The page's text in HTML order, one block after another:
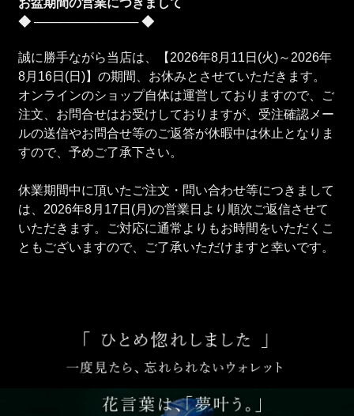
お盆期間の営業につきまして
◆ ──────────── ◆
誠に勝手ながら当店は、【2026年8月11日(火)～2026年
8月16日(日)】の期間、お休みとさせていただきます。
オンラインのショップ自体は運営しておりますので、ご
注文、お問合せはお受けしておりますが、受注確認メー
ルの送信やお問合せ等のご返答が休暇中は休止となりま
すので、予めご了承下さい。
休業期間中に頂いたご注文・問い合わせ等につきまして
は、2026年8月17日(月)の営業日より順次ご返信させて
いただきます。ご対応に通常よりもお時間をいただくこ
ともございますので、ご了承いただけますと幸いです。